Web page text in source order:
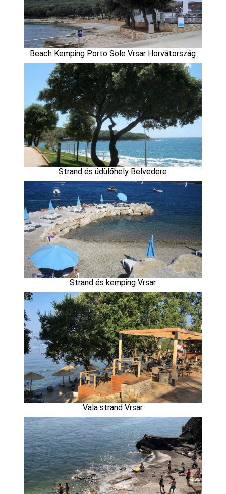
Beach Kemping Porto Sole Vrsar Horvátország
Strand és üdülőhely Belvedere
Strand és kemping Vrsar
Vala strand Vrsar